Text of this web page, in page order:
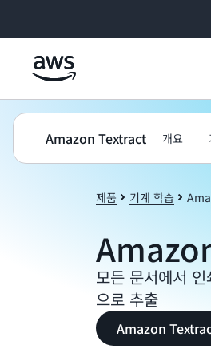
Amazon Textract 개요
제품 기계 학습
모든 문서에서
으로 추출
Amazon